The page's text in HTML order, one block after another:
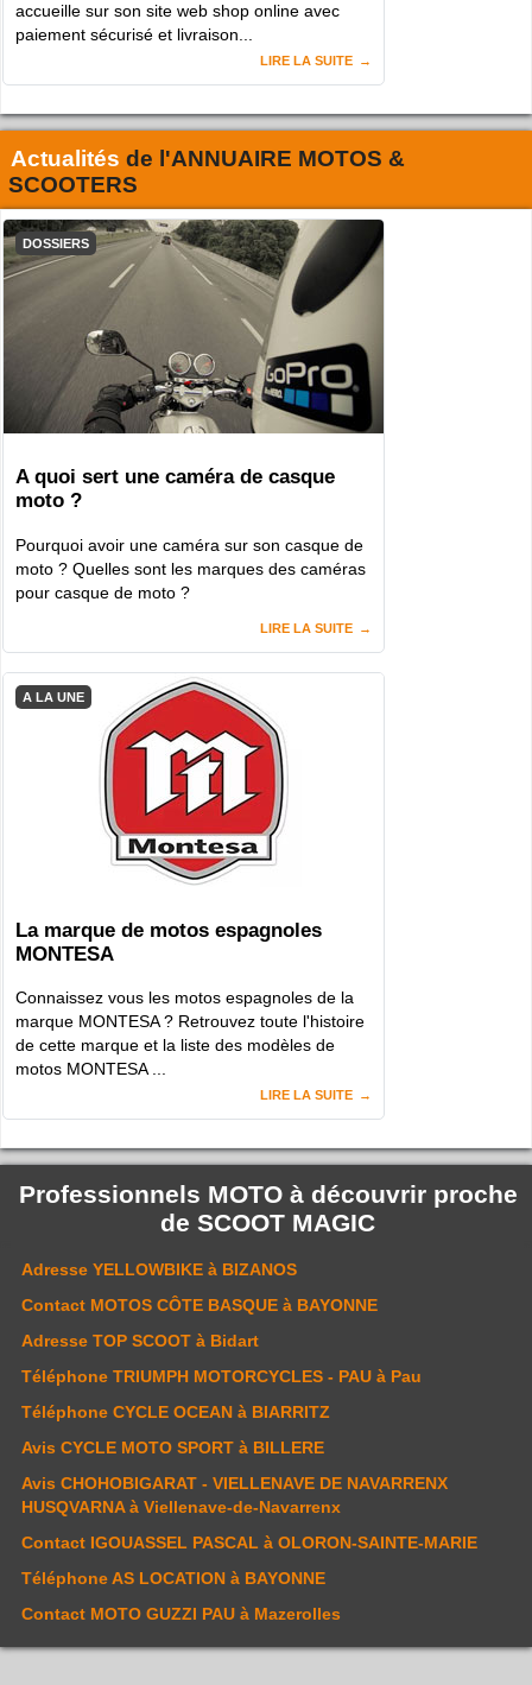
accueille sur son site web shop online avec
paiement sécurisé et livraison...
LIRE LA SUITE
Actualités de l'ANNUAIRE MOTOS &
SCOOTERS
DOSSIERS
A quoi sert une caméra de casque
moto ?
Pourquoi avoir une caméra sur son casque de
moto ? Quelles sont les marques des caméras
pour casque de moto ?
LIRE LA SUITE
A LA UNE
La marque de motos espagnoles
MONTESA
Connaissez vous les motos espagnoles de la
marque MONTESA ? Retrouvez toute l'histoire
de cette marque et la liste des modèles de
motos MONTESA ...
LIRE LA SUITE
Professionnels MOTO à découvrir proche
deSCOOT MAGIC
Adresse YELLOWBIKE à BIZANOS
Contact MOTOS CÔTE BASQUE à BAYONNE
Adresse TOP SCOOT à Bidart
Téléphone TRIUMPH MOTORCYCLES - PAU à Pau
Téléphone CYCLE OCEAN à BIARRITZ
Avis CYCLE MOTO SPORT à BILLERE
Avis CHOHOBIGARAT - VIELLENAVE DE NAVARRENX
HUSQVARNAà Viellenave-de-Navarrenx
Contact IGOUASSEL PASCAL à OLORON-SAINTE-MARIE
TéléphoneAS LOCATION à BAYONNE
Contact MOTO GUZZI PAU à Mazerolles